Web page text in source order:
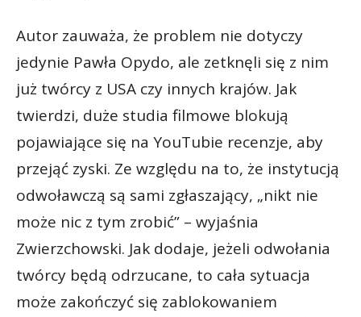
Autor zauważa, że problem nie dotyczy
jedynie Pawła Opydo, ale zetknęli się z nim
już twórcy z USA czy innych krajów. Jak
twierdzi, duże studia filmowe blokują
pojawiające się na YouTubie recenzje, aby
przejąć zyski. Ze względu na to, że instytucją
odwoławczą są sami zgłaszający, „nikt nie
może nic z tym zrobić” – wyjaśnia
Zwierzchowski. Jak dodaje, jeżeli odwołania
twórcy będą odrzucane, to cała sytuacja
może zakończyć się zablokowaniem